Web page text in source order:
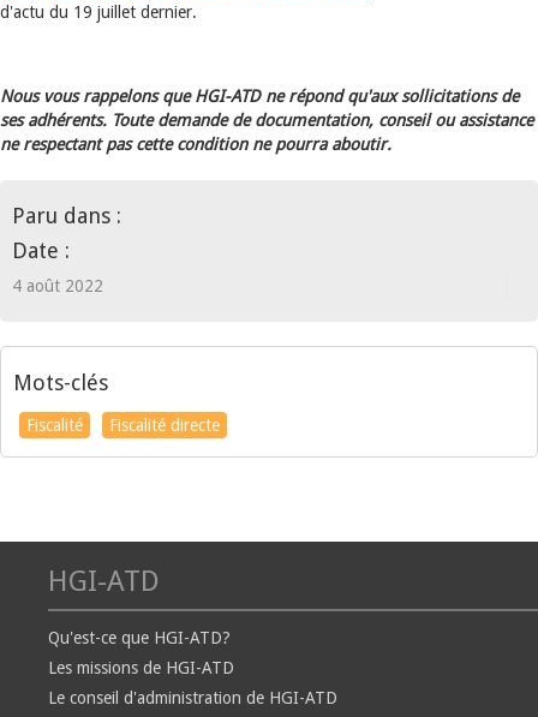
d'actu du 19 juillet dernier.
Nous vous rappelons que HGI-ATD ne répond qu'aux sollicitations de
ses adhérents. Toute demande de documentation, conseil ou assistance
ne respectant pas cette condition ne pourra aboutir.
Paru dans :
Date :
4 août 2022
Mots-clés
Fiscalité Fiscalité directe
HGI-ATD
Qu'est-ce que HGI-ATD?
Les missions de HGI-ATD
Le conseil d'administration de HGI-ATD